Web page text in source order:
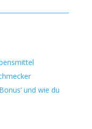
und wie du